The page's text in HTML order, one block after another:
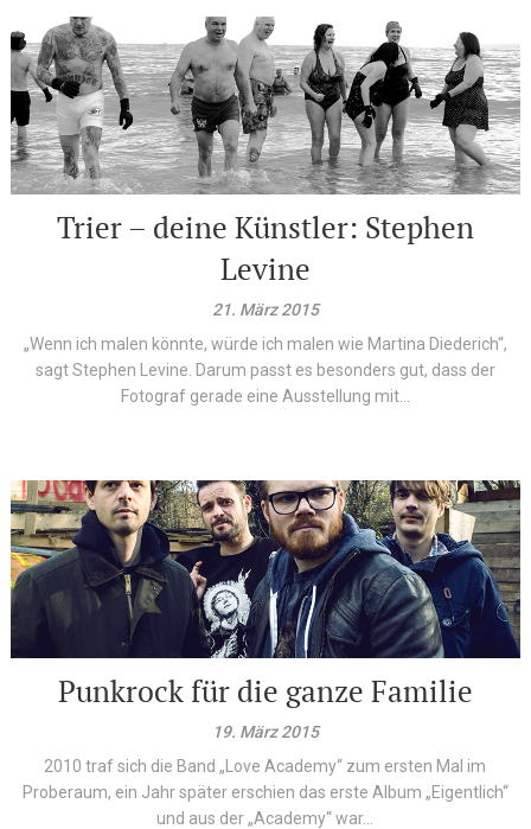
Trier – deine Künstler: Stephen
Levine
21. März 2015
„Wenn ich malen könnte, würde ich malen wie Martina Diederich“,
sagt Stephen Levine. Darum passt es besonders gut, dass der
Fotograf gerade eine Ausstellung mit...
Punkrock für die ganze Familie
19. März 2015
2010 traf sich die Band „Love Academy“ zum ersten Mal im
Proberaum, ein Jahr später erschien das erste Album „Eigentlich“
und aus der „Academy“ war...